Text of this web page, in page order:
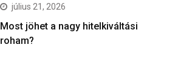
július 21, 2026
Most jöhet a nagy hitelkiváltási
roham?